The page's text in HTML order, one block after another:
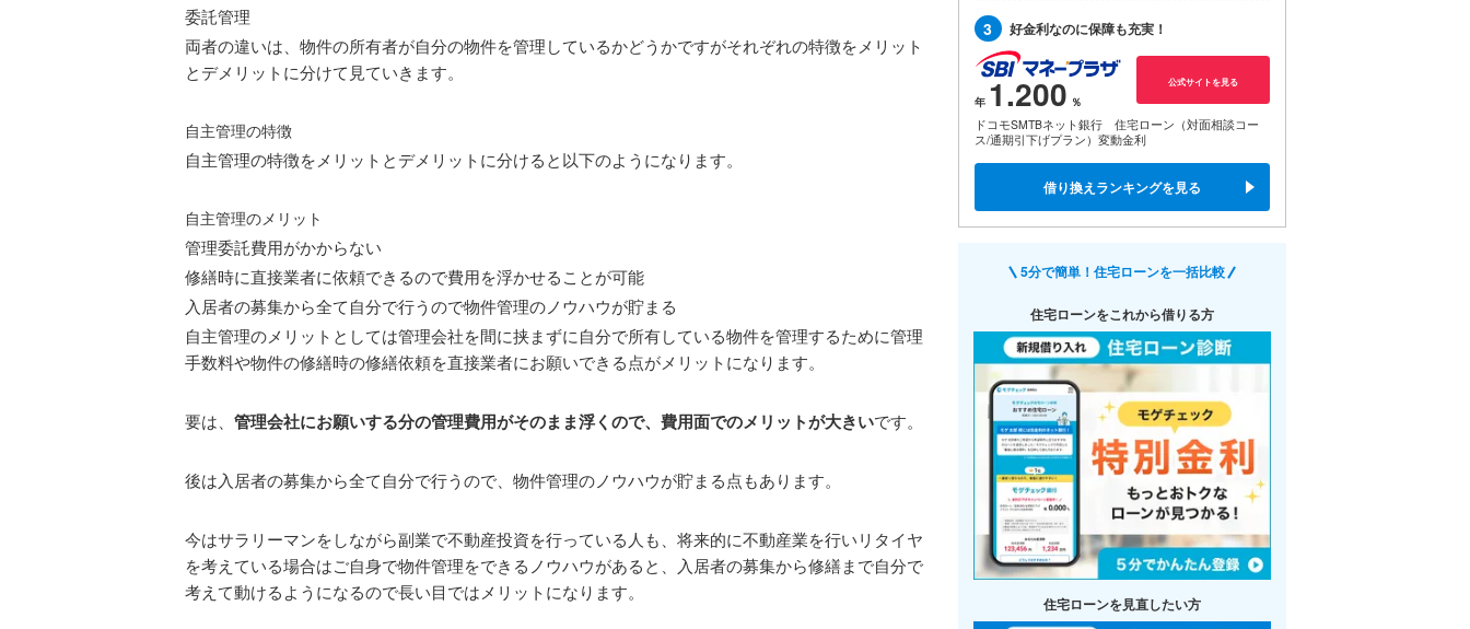
委託管理
両者の違いは、物件の所有者が自分の物件を管理しているかどうかですがそれぞれの特徴をメリット
とデメリットに分けて見ていきます。
自主管理の特徴
自主管理の特徴をメリットとデメリットに分けると以下のようになります。
自主管理のメリット
管理委託費用がかからない
修繕時に直接業者に依頼できるので費用を浮かせることが可能
入居者の募集から全て自分で行うので物件管理のノウハウが貯まる
自主管理のメリットとしては管理会社を間に挟まずに自分で所有している物件を管理するために管理
手数料や物件の修繕時の修繕依頼を直接業者にお願いできる点がメリットになります。
要は、 管理会社にお願いする分の管理費用がそのまま浮くので、費用面でのメリットが大きいです。
後は入居者の募集から全て自分で行うので、物件管理のノウハウが貯まる点もあります。
今はサラリーマンをしながら副業で不動産投資を行っている人も、将来的に不動産業を行いリタイヤ
を考えている場合はご自身で物件管理をできるノウハウがあると、入居者の募集から修繕まで自分で
考えて動けるようになるので長い目ではメリットになります。
3 好金利なのに保障も充実！
1.200 公式サイトを見る
ドコモSMTBネット銀行 住宅ローン（対面相談コー
ス/通期引下げプラン）変動金利
借り換えランキングを見る
5分で簡単！住宅ローンを一括比較
住宅ローンをこれから借りる方
住宅ローンを見直したい方